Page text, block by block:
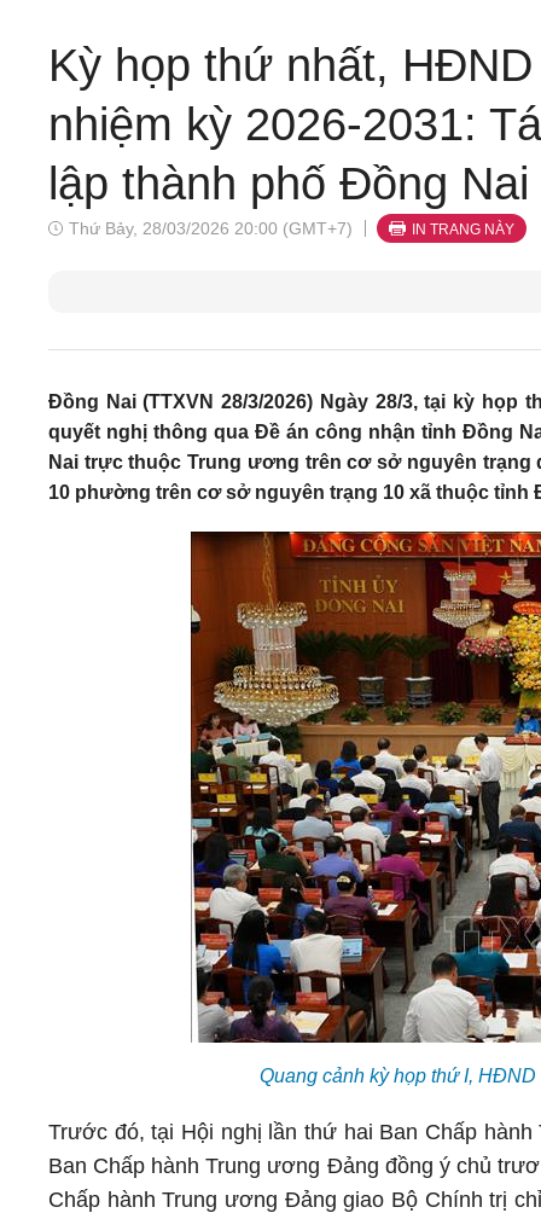
Kỳ họp thứ nhất,
nhiệm kỳ 2026-2031:
lập thành phố Đồng
Thứ Bảy, 28/03/2026 20:00 (GMT+7) IN TRANG NÀY
Đồng Nai (TTXVN 28/3/2026) Ngày 28/3, tại kỳ
quyết nghị thông qua Đề án công nhận tỉnh Đồng
Nai trực thuộc Trung ương trên cơ sở nguyên
10 phường trên cơ sở nguyên trạng 10 xã thuộc tỉnh
Quang cảnh kỳ họp thứ I,
Trước đó, tại Hội nghị lần thứ hai Ban Chấp
Ban Chấp hành Trung ương Đảng đồng ý chủ
Chấp hành Trung ương Đảng giao Bộ Chính trị